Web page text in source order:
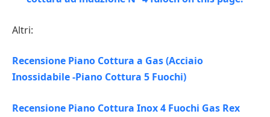
Altri:
Recensione Piano Cottura a Gas (Acciaio
Inossidabile -Piano Cottura 5 Fuochi)
Recensione Piano Cottura Inox 4 Fuochi Gas Rex